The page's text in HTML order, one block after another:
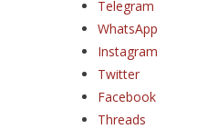
Telegram
WhatsApp
Instagram
Twitter
Facebook
Threads